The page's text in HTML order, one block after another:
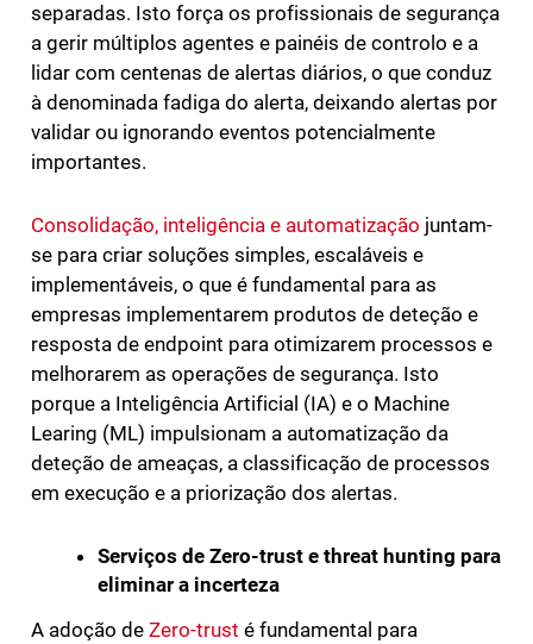
separadas. Isto força os profissionais de segurança
a gerir múltiplos agentes e painéis de controlo e a
lidar com centenas de alertas diários, o que conduz
à denominada fadiga do alerta, deixando alertas por
validar ou ignorando eventos potencialmente
importantes.
Consolidação, inteligência e automatização juntam-
se para criar soluções simples, escaláveis e
implementáveis, o que é fundamental para as
empresas implementarem produtos de deteção e
resposta de endpoint para otimizarem processos e
melhorarem as operações de segurança. Isto
porque a Inteligência Artificial (IA) e o Machine
Learing (ML) impulsionam a automatização da
deteção de ameaças, a classificação de processos
em execução e a priorização dos alertas.
Serviços de Zero-trust e threat hunting para
eliminar a incerteza
A adoção de Zero-trust é fundamental para